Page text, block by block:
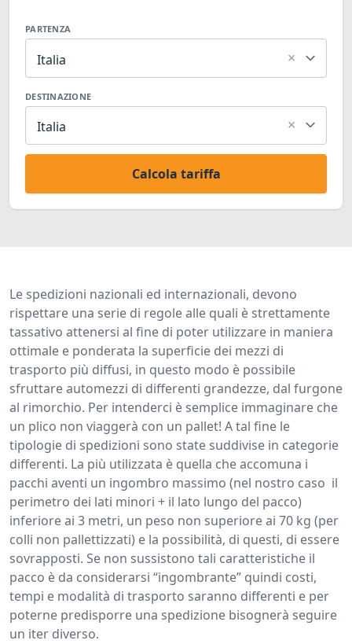
PARTENZA
Italia ×
DESTINAZIONE
Italia ×
Calcola tariffa
Le spedizioni nazionali ed internazionali, devono
rispettare una serie di regole alle quali è strettamente
tassativo attenersi al fine di poter utilizzare in maniera
ottimale e ponderata la superficie dei mezzi di
trasporto più diffusi, in questo modo è possibile
sfruttare automezzi di differenti grandezze, dal furgone
al rimorchio. Per intenderci è semplice immaginare che
un plico non viaggerà con un pallet! A tal fine le
tipologie di spedizioni sono state suddivise in categorie
differenti. La più utilizzata è quella che accomuna i
pacchi aventi un ingombro massimo (nel nostro caso il
perimetro dei lati minori + il lato lungo del pacco)
inferiore ai 3 metri, un peso non superiore ai 70 kg (per
colli non pallettizzati) e la possibilità, di questi, di essere
sovrapposti. Se non sussistono tali caratteristiche il
pacco è da considerarsi “ingombrante” quindi costi,
tempi e modalità di trasporto saranno differenti e per
poterne predisporre una spedizione bisognerà seguire
un iter diverso.